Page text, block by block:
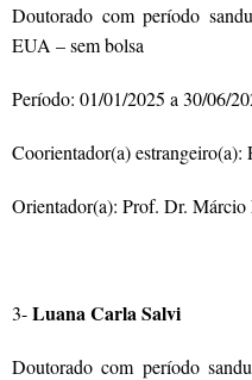
Doutorado com período
EUA – sem bolsa
Período: 01/01/2025 a 30/06/
Coorientador(a) estrangeiro(a):
Orientador(a): Prof. Dr. Márcio
3-Luana Carla Salvi
Doutorado com período